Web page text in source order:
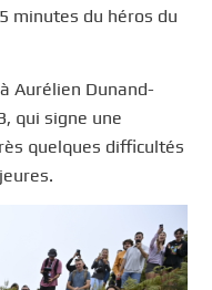
minutes du héros du
Aurélien Dunand-
qui signe une
quelques difficultés